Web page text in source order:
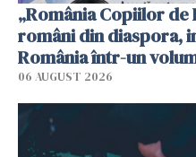
„România Copiilor
români din diaspora,
România într-un
06 AUGUST 2026